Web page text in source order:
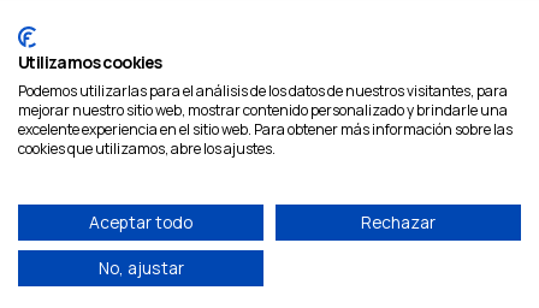
©2026 Ayuntamiento de Colmenar del Arroyo
Desarrollo Web
Utilizamos cookies
Podemos utilizarlas para el análisis de los datos de nuestros visitantes, para
mejorar nuestro sitio web, mostrar contenido personalizado y brindarle una
excelente experiencia en el sitio web. Para obtener más información sobre las
cookies que utilizamos, abre los ajustes.
Aceptar todo
Rechazar
No, ajustar